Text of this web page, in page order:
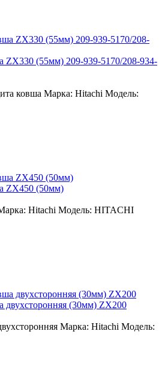
(55мм) 209-939-5170/208-934-
ковша Марка: Hitachi Модель:
ZX450 (50мм)
Hitachi Модель: HITACHI
(30мм) ZX200
Марка: Hitachi Модель: